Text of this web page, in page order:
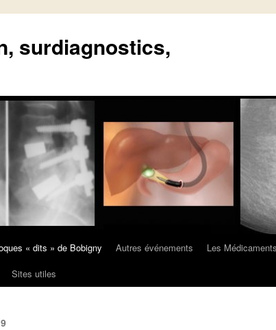
surdiagnostics,
« dits » de Bobigny Autres événements Les
Sites utiles